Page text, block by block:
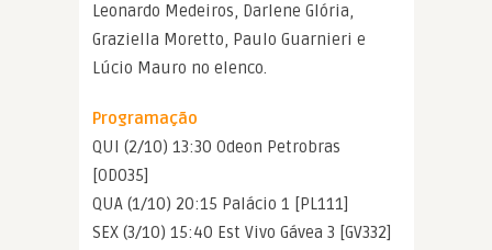
Leonardo Medeiros, Darlene Glória,
Graziella Moretto, Paulo Guarnieri e
Lúcio Mauro no elenco.
Programação
QUI (2/10) 13:30 Odeon Petrobras
[OD035]
QUA (1/10) 20:15 Palácio 1 [PL111]
SEX (3/10) 15:40 Est Vivo Gávea 3 [GV332]